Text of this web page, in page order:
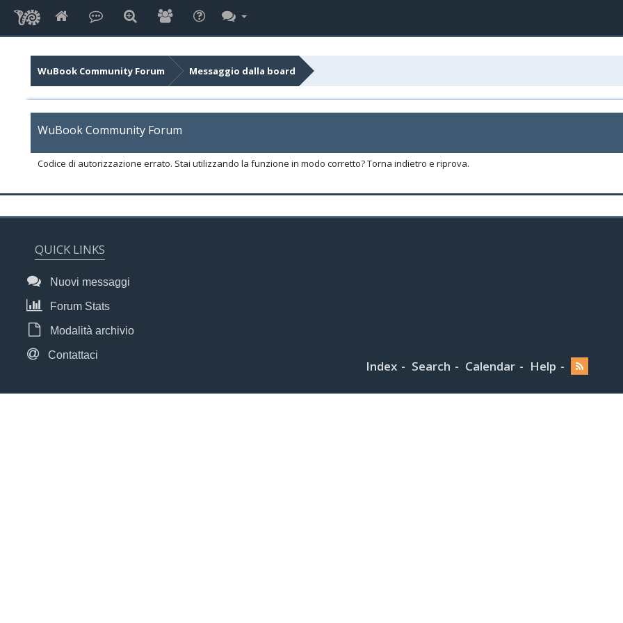
WuBook Community Forum Messaggio dalla board
WuBook Community Forum
Codice di autorizzazione errato. Stai utilizzando la funzione in modo corretto? Torna indietro e riprova.
QUICK LINKS
Nuovi messaggi
Forum Stats
Modalità archivio
Contattaci
Index Search Calendar Help